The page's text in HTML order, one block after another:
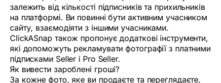
залежить від кількості підписників та прихильників
на платформі. Ви повинні бути активним учасником
сайту, взаємодіяти з іншими учасниками.
ClickASnap також пропонує додаткові інструменти,
які допоможуть рекламувати фотографії з платними
підписками Seller і Pro Seller.
Як вивести зароблені гроші?
За кожне фото, яке ви продаєте та переглядаєте,